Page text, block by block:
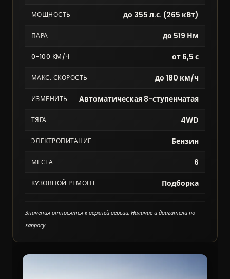
МОЩНОСТЬ до 355 л.с. (265 кВт)
ПАРА до 519 Нм
0-100 КМ/Ч от 6,5 с
МАКС. СКОРОСТЬ до 180 км/ч
ИЗМЕНИТЬ Автоматическая 8-ступенчатая
ТЯГА 4WD
ЭЛЕКТРОПИТАНИЕ Бензин
МЕСТА 6
КУЗОВНОЙ РЕМОНТ Подборка
Значения относятся к верхней версии. Наличие и двигатели по
запросу.